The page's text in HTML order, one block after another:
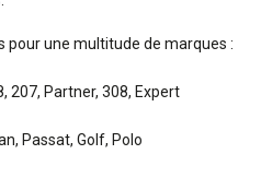
pour une multitude de marques :
207, Partner, 308, Expert
Passat, Golf, Polo